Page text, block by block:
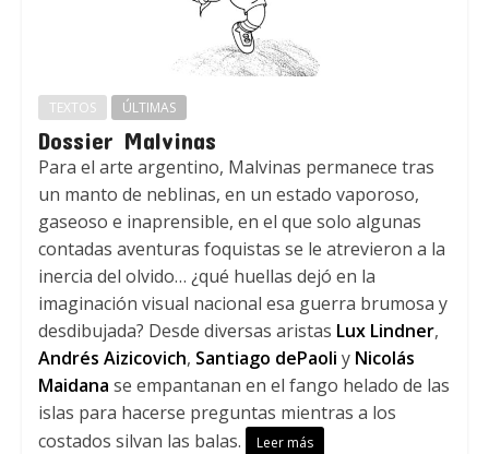
TEXTOS ÚLTIMAS
Dossier Malvinas
Para el arte argentino, Malvinas permanece tras
un manto de neblinas, en un estado vaporoso,
gaseoso e inaprensible, en el que solo algunas
contadas aventuras foquistas se le atrevieron a la
inercia del olvido… ¿qué huellas dejó en la
imaginación visual nacional esa guerra brumosa y
desdibujada? Desde diversas aristas Lux Lindner,
Andrés Aizicovich, Santiago dePaoli y Nicolás
Maidana se empantanan en el fango helado de las
islas para hacerse preguntas mientras a los
costados silvan las balas.
Leer más